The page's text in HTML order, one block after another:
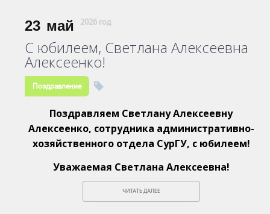
23 май 2026 год
С юбилеем, Светлана Алексеевна
Алексеенко!
Поздравление
Поздравляем Светлану Алексеевну
Алексеенко, сотрудника административно-
хозяйственного отдела СурГУ, с юбилеем!
Уважаемая Светлана Алексеевна!
ЧИТАТЬ ДАЛЕЕ